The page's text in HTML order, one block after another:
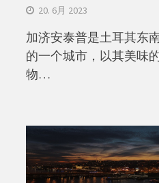
20. 6月 2023
加济安泰普是土耳其东
的一个城市，以其美味
物…